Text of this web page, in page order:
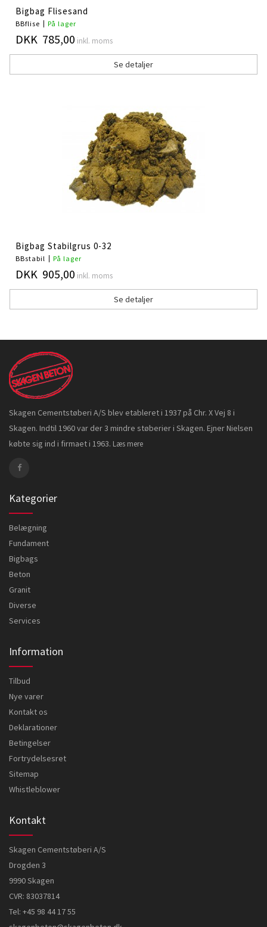
Bigbag Flisesand
BBflise På lager
DKK 785,00 inkl. moms
Se detaljer
Bigbag Stabilgrus 0-32
BBstabil På lager
DKK 905,00 inkl. moms
Se detaljer
Skagen Cementstøberi A/S blev etableret i 1937 på Chr. X Vej 8 i
Skagen. Indtil 1960 var der 3 mindre støberier i Skagen. Ejner Nielsen
købte sig ind i firmaet i 1963. Læs mere
Kategorier
Belægning
Fundament
Bigbags
Beton
Granit
Diverse
Services
Information
Tilbud
Nye varer
Kontakt os
Deklarationer
Betingelser
Fortrydelsesret
Sitemap
Whistleblower
Kontakt
Skagen Cementstøberi A/S
Drogden 3
9990 Skagen
CVR: 83037814
Tel: +45 98 44 17 55